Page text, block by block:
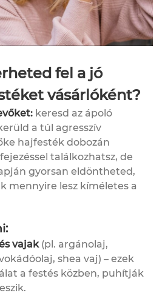
fel a jó
vásárlóként?
keresd az ápoló
a túl agresszív
hajfesték dobozán
találkozhatsz, de
gyorsan eldöntheted,
mennyire lesz kíméletes a
vajak(pl. argánolaj,
shea vaj) – ezek
a festés közben, puhítják